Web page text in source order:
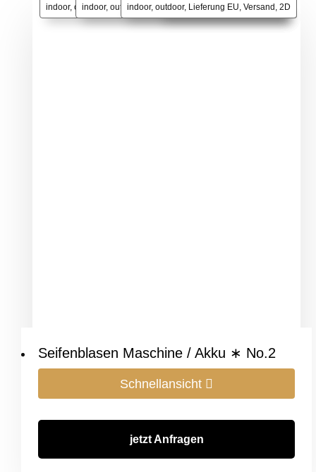
indoor, outdoor, schwer entflammbar, Lieferung EU, Versand, 3D
Seifenblasen Maschine / Akku ∗ No.2
Schnellansicht
jetzt Anfragen
indoor, outdoor, Lieferung EU, 2D
indoor, outdoor, schwer entflammbar, Lieferung EU, 3D
indoor, outdoor, Lieferung EU, Versand, 2D